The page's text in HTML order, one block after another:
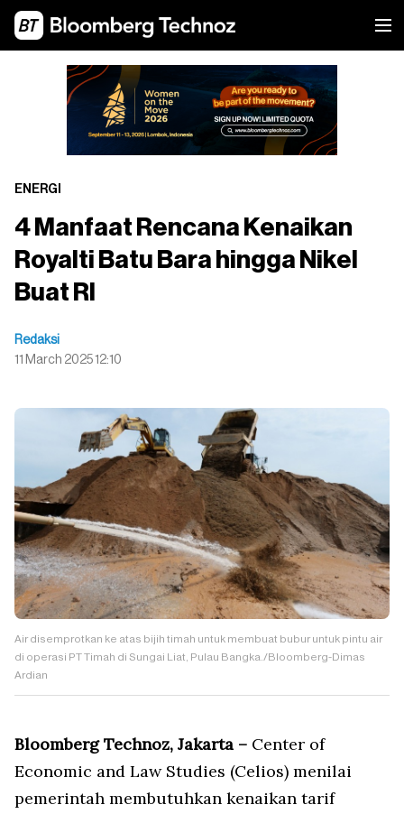
ENERGI
4 Manfaat Rencana Kenaikan
Royalti Batu Bara hingga Nikel
Buat RI
Redaksi
11 March 2025 12:10
Air disemprotkan ke atas bijih timah untuk membuat bubur untuk pintu air
di operasi PT Timah di Sungai Liat, Pulau Bangka./Bloomberg-Dimas
Ardian
Bloomberg Technoz, Jakarta – Center of
Economic and Law Studies (Celios) menilai
pemerintah membutuhkan kenaikan tarif